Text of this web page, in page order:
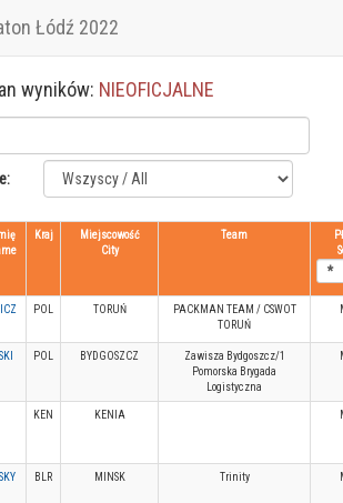
Łódź 2022
wyników: NIEOFICJALNE
Kraj
Miejscowość
City
Team
POL TORUŃ
PACKMAN TEAM / CSWOT
TORUŃ
POL BYDGOSZCZ
Zawisza Bydgoszcz/1
Pomorska Brygada
Logistyczna
KEN KENIA
BLR MINSK Trinity